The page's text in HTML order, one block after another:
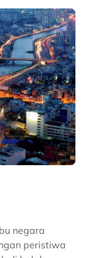
negara
peristiwa